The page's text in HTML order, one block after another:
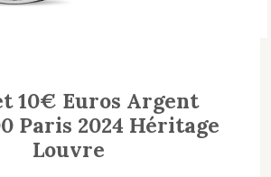
10€ Euros Argent
Paris 2024 Héritage
Louvre